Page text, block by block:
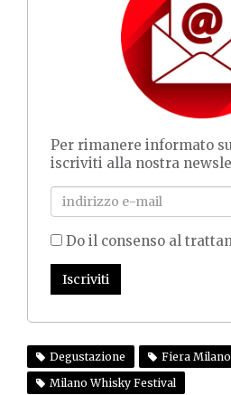
Per rimanere informato
iscriviti alla nostra
Do il consenso al
Iscriviti
Degustazione
Fiera
Milano Whisky Festival